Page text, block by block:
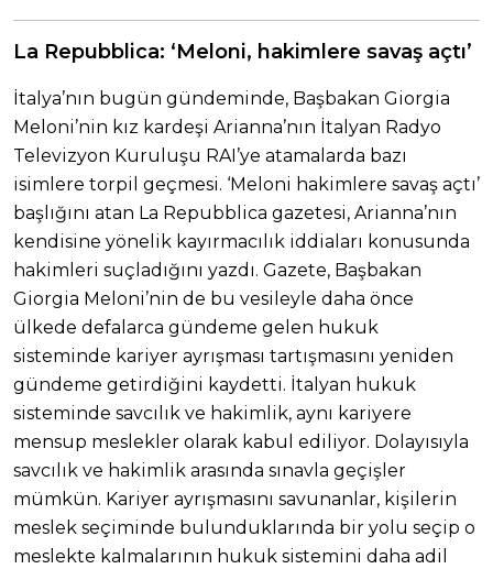
La Repubblica: ‘Meloni, hakimlere savaş açtı’
İtalya’nın bugün gündeminde, Başbakan Giorgia
Meloni’nin kız kardeşi Arianna’nın İtalyan Radyo
Televizyon Kuruluşu RAI’ye atamalarda bazı
isimlere torpil geçmesi. ‘Meloni hakimlere savaş açtı’
başlığını atan La Repubblica gazetesi, Arianna’nın
kendisine yönelik kayırmacılık iddiaları konusunda
hakimleri suçladığını yazdı. Gazete, Başbakan
Giorgia Meloni’nin de bu vesileyle daha önce
ülkede defalarca gündeme gelen hukuk
sisteminde kariyer ayrışması tartışmasını yeniden
gündeme getirdiğini kaydetti. İtalyan hukuk
sisteminde savcılık ve hakimlik, aynı kariyere
mensup meslekler olarak kabul ediliyor. Dolayısıyla
savcılık ve hakimlik arasında sınavla geçişler
mümkün. Kariyer ayrışmasını savunanlar, kişilerin
meslek seçiminde bulunduklarında bir yolu seçip o
meslekte kalmalarının hukuk sistemini daha adil